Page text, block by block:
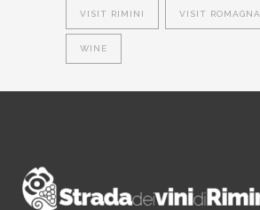
VISIT RIMINI VISIT ROMAGNA
WINE